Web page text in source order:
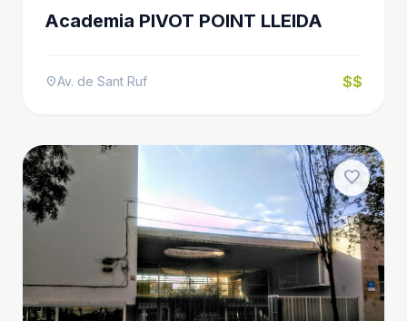
Academia PIVOT POINT LLEIDA
location_onAv. de Sant Ruf $$
favorite